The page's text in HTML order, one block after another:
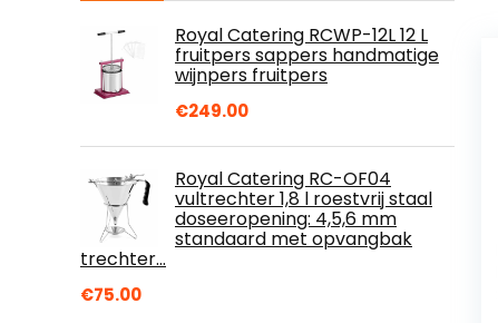
Royal Catering RCWP-12L 12 L
fruitpers sappers handmatige
wijnpers fruitpers
€249.00
Royal Catering RC-OF04
vultrechter 1,8 l roestvrij staal
doseeropening: 4,5,6 mm
standaard met opvangbak
trechter…
€75.00